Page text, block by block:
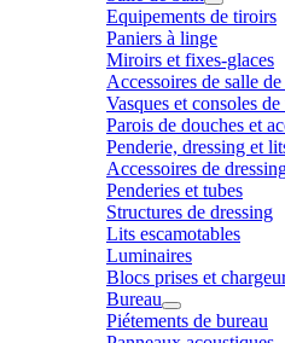
Equipements de tiroirs
Paniers à linge
Miroirs et fixes-glaces
Accessoires de salle
Vasques et consoles de
Parois de douches et
Penderie, dressing et
Accessoires de
Penderies et tubes
Structures de dressing
Lits escamotables
Luminaires
Blocs prises et
Bureau
Piétements de bureau